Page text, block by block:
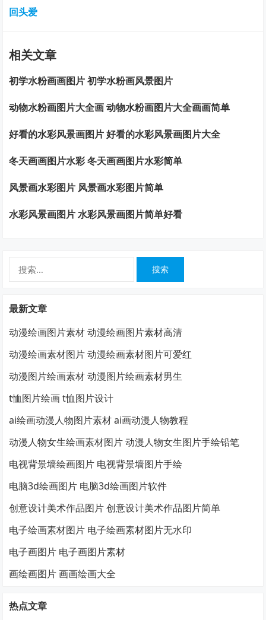
回头爱
相关文章
初学水粉画画图片 初学水粉画风景图片
动物水粉画图片大全画 动物水粉画图片大全画画简单
好看的水彩风景画图片 好看的水彩风景画图片大全
冬天画画图片水彩 冬天画画图片水彩简单
风景画水彩图片 风景画水彩图片简单
水彩风景画图片 水彩风景画图片简单好看
最新文章
动漫绘画图片素材 动漫绘画图片素材高清
动漫绘画素材图片 动漫绘画素材图片可爱红
动漫图片绘画素材 动漫图片绘画素材男生
t恤图片绘画 t恤图片设计
ai绘画动漫人物图片素材 ai画动漫人物教程
动漫人物女生绘画素材图片 动漫人物女生图片手绘铅笔
电视背景墙绘画图片 电视背景墙图片手绘
电脑3d绘画图片 电脑3d绘画图片软件
创意设计美术作品图片 创意设计美术作品图片简单
电子绘画素材图片 电子绘画素材图片无水印
电子画图片 电子画图片素材
画绘画图片 画画绘画大全
热点文章